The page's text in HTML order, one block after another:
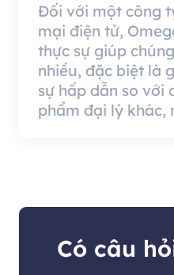
Đối với một công
mại điện tử,
thực sự giúp
nhiều, đặc biệt là
sự hấp dẫn so với
phẩm đại lý khác,
Có câu